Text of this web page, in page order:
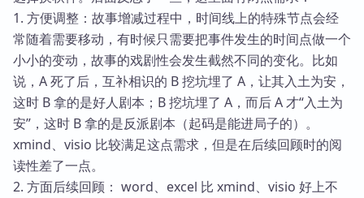
1. 方便调整：故事增减过程中，时间线上的特殊节点会经
常随着需要移动，有时候只需要把事件发生的时间点做一个
小小的变动，故事的戏剧性会发生截然不同的变化。比如
说，A 死了后，互补相识的 B 挖坑埋了 A，让其入土为安，
这时 B 拿的是好人剧本；B 挖坑埋了 A，而后 A 才“入土为
安”，这时 B 拿的是反派剧本（起码是能进局子的）。
xmind、visio 比较满足这点需求，但是在后续回顾时的阅
读性差了一点。
2. 方面后续回顾： word、excel 比 xmind、visio 好上不